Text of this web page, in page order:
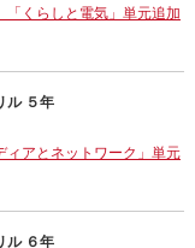
「くらしと電気」単元追加
ル ５年
ィアとネットワーク」単元
ル ６年